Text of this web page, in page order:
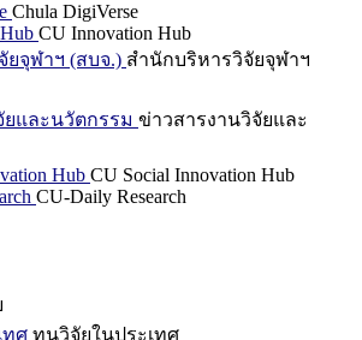
Chula DigiVerse
CU Innovation Hub
ยจุฬาฯ (สบจ.) สำนักบริหารวิจัยจุฬาฯ
ยและนวัตกรรม ข่าวสารงานวิจัยและ
Hub CU Social Innovation Hub
CU-Daily Research
ทศ ทุนวิจัยในประเทศ